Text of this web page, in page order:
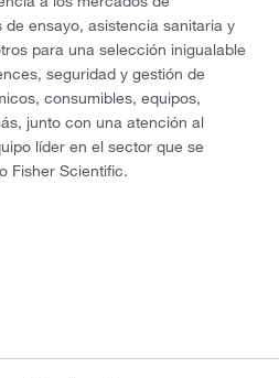
ensayo, asistencia sanitaria y
para una selección inigualable
seguridad y gestión de
consumibles, equipos,
junto con una atención al
líder en el sector que se
Fisher Scientific.